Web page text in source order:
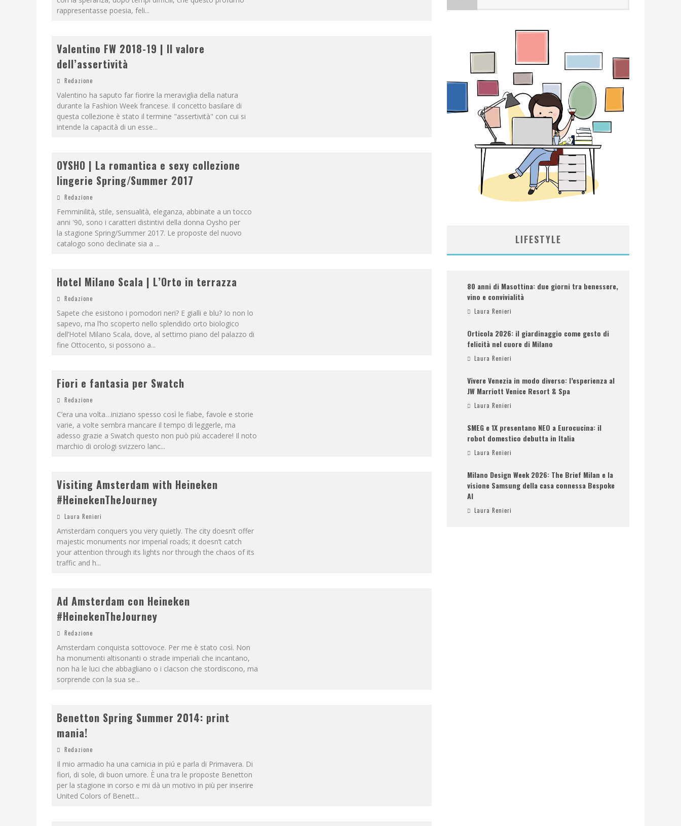
rappresentasse poesia, feli...
Valentino FW 2018-19 | Il valore
dell’assertività
Redazione
Valentino ha saputo far fiorire la meraviglia della natura
durante la Fashion Week francese. Il concetto basilare di
questa collezione è stato il termine "assertività" con cui si
intende la capacità di un esse...
OYSHO | La romantica e sexy collezione
lingerie Spring/Summer 2017
Redazione
Femminilità, stile, sensualità, eleganza, abbinate a un tocco
anni '90, sono i caratteri distintivi della donna Oysho per
la stagione Spring/Summer 2017. Le proposte del nuovo
catalogo sono declinate sia a ...
Hotel Milano Scala | L’Orto in terrazza
Redazione
Sapete che esistono i pomodori neri? E gialli e blu? Io non lo
sapevo, ma l’ho scoperto nello splendido orto biologico
dell’Hotel Milano Scala, dove, al settimo piano del palazzo di
fine Ottocento, si possono a...
Fiori e fantasia per Swatch
Redazione
C’era una volta…iniziano spesso così le fiabe, favole e storie
varie, a volte sembra mancare il tempo di leggerle, ma
adesso grazie a Swatch questo non può più accadere! Il noto
marchio di orologi svizzero lanc...
Visiting Amsterdam with Heineken
#HeinekenTheJourney
Laura Renieri
Amsterdam conquers you very quietly. The city doesn’t offer
majestic monuments nor imperial roads; it doesn’t catch
your attention through its lights nor through the chaos of its
traffic and h...
Ad Amsterdam con Heineken
#HeinekenTheJourney
Redazione
Amsterdam conquista sottovoce. Per me è stato così. Non
ha monumenti altisonanti o strade imperiali che incantano,
non ha le luci che abbagliano o i clacson che stordiscono, ma
sorprende con la sua se...
Benetton Spring Summer 2014: print
mania!
Redazione
Il mio armadio ha una camicia in piú e parla di Primavera. Di
fiori, di sole, di buon umore. È una tra le proposte Benetton
per la stagione in corso e mi dà un motivo in più per inserire
United Colors of Benett...
LIFESTYLE
80 anni di Masottina: due giorni tra benessere,
vino e convivialità
Laura Renieri
Orticola 2026: il giardinaggio come gesto di
felicità nel cuore di Milano
Laura Renieri
Vivere Venezia in modo diverso: l’esperienza al
JW Marriott Venice Resort & Spa
Laura Renieri
SMEG e 1X presentano NEO a Eurocucina: il
robot domestico debutta in Italia
Laura Renieri
Milano Design Week 2026: The Brief Milan e la
visione Samsung della casa connessa Bespoke
AI
Laura Renieri